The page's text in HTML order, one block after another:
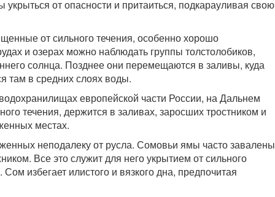
от опасности и притаиться, подкарауливая свою
от сильного течения, особенно хорошо
и озерах можно наблюдать группы толстолобиков,
солнца. Позднее они перемещаются в заливы, куда
там в средних слоях воды.
европейской части России, на Дальнем
течения, держится в заливах, заросших тростником и
местах.
неподалеку от русла. Сомовьи ямы часто завалены
Все это служит для него укрытием от сильного
избегает илистого и вязкого дна, предпочитая